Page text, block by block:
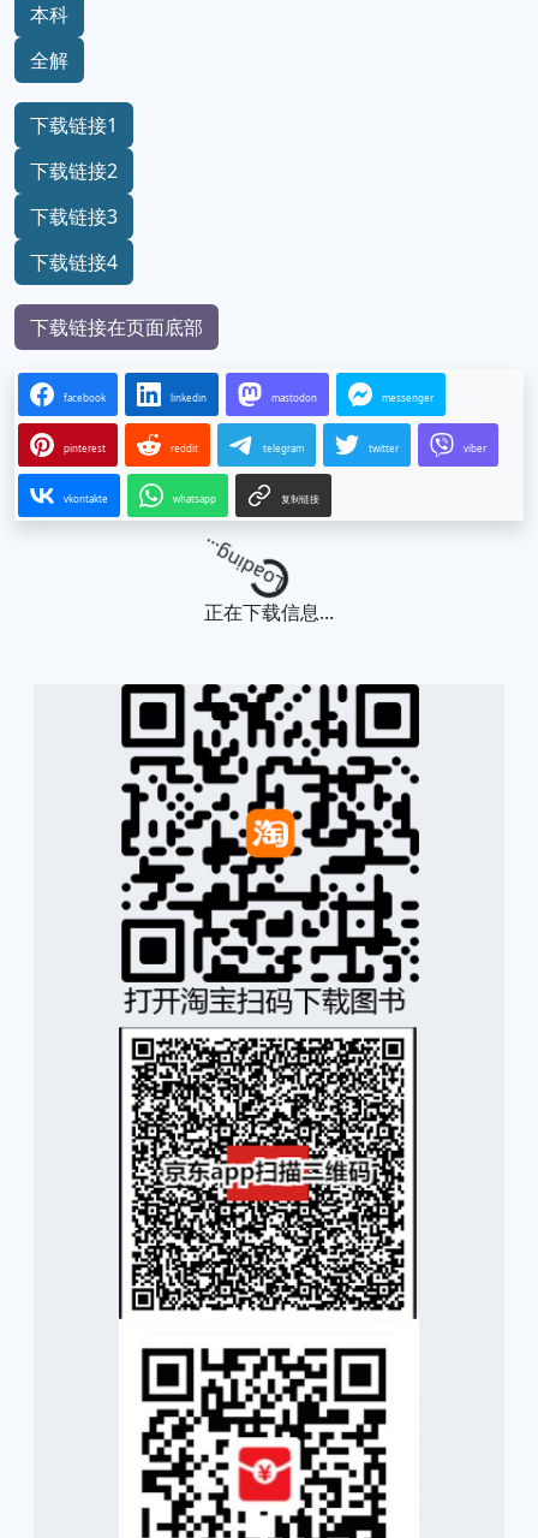
本科
全解
下载链接1
下载链接2
下载链接3
下载链接4
下载链接在页面底部
facebook linkedin mastodon messenger
pinterest reddit telegram twitter viber
vkontakte whatsapp 复制链接
Loading...
正在下载信息...